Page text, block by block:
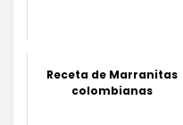
Receta de Marranitas
colombianas